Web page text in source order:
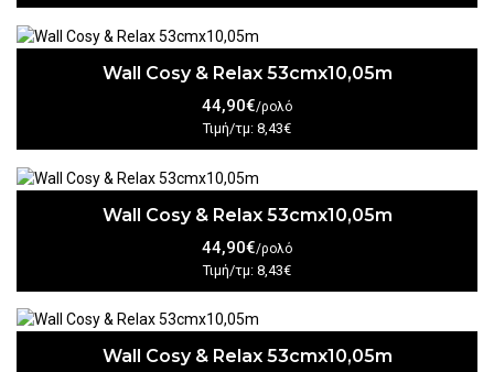
Wall Cosy & Relax 53cmx10,05m
44,90€/ρολό
Τιμή/τμ: 8,43€
Wall Cosy & Relax 53cmx10,05m
44,90€/ρολό
Τιμή/τμ: 8,43€
Wall Cosy & Relax 53cmx10,05m